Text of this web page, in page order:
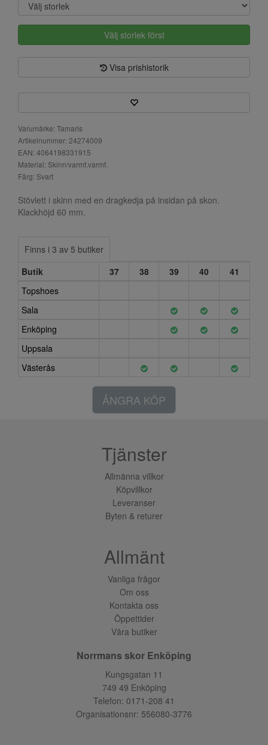
Välj storlek först
Visa prishistorik
Varumärke: Tamaris
Artikelnummer: 24274009
EAN: 4064198331915
Material: Skinn/varmf.varmf.
Färg: Svart
Stövlett i skinn med en dragkedja på insidan på skon.
Klackhöjd 60 mm.
Finns i 3 av 5 butiker
Butik
37 38 39 40
41
Topshoes
Sala
Enköping
Uppsala
Västerås
ÅNGRA KÖP
Tjänster
Allmänna villkor
Köpvillkor
Leveranser
Byten & returer
Allmänt
Vanliga frågor
Om oss
Kontakta oss
Öppettider
Våra butiker
Norrmans skor Enköping
Kungsgatan 11
749 49 Enköping
Telefon: 0171-208 41
Organisationsnr: 556080-3776